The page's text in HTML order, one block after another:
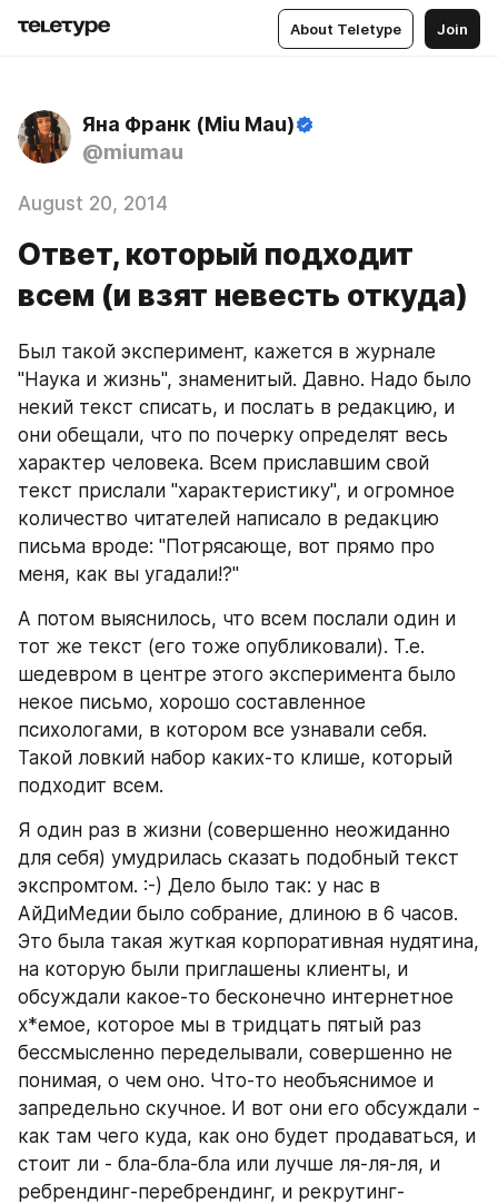
About Teletype Join
Яна Франк (Miu Mau)
@miumau
August 20, 2014
Ответ, который подходит
всем (и взят невесть откуда)
Был такой эксперимент, кажется в журнале
"Наука и жизнь", знаменитый. Давно. Надо было
некий текст списать, и послать в редакцию, и
они обещали, что по почерку определят весь
характер человека. Всем приславшим свой
текст прислали "характеристику", и огромное
количество читателей написало в редакцию
письма вроде: "Потрясающе, вот прямо про
меня, как вы угадали!?"
А потом выяснилось, что всем послали один и
тот же текст (его тоже опубликовали). Т.е.
шедевром в центре этого эксперимента было
некое письмо, хорошо составленное
психологами, в котором все узнавали себя.
Такой ловкий набор каких-то клише, который
подходит всем.
Я один раз в жизни (совершенно неожиданно
для себя) умудрилась сказать подобный текст
экспромтом. :-) Дело было так: у нас в
АйДиМедии было собрание, длиною в 6 часов.
Это была такая жуткая корпоративная нудятина,
на которую были приглашены клиенты, и
обсуждали какое-то бесконечно интернетное
х*емое, которое мы в тридцать пятый раз
бессмысленно переделывали, совершенно не
понимая, о чем оно. Что-то необъяснимое и
запредельно скучное. И вот они его обсуждали -
как там чего куда, как оно будет продаваться, и
стоит ли - бла-бла-бла или лучше ля-ля-ля, и
ребрендинг-перебрендинг, и рекрутинг-